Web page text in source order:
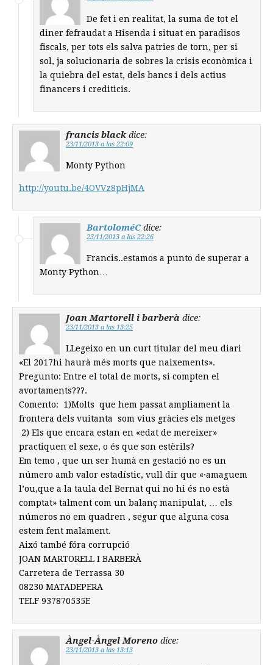
De fet i en realitat, la suma de tot el
diner fefraudat a Hisenda i situat en paradisos
fiscals, per tots els salva patries de torn, per si
sol, ja solucionaria de sobres la crisis econòmica i
la quiebra del estat, dels bancs i dels actius
financers i crediticis.
francis black dice:
23/11/2013 a las 22:09
Monty Python
http://youtu.be/4OVVz8pHjMA
BartoloméC dice:
23/11/2013 a las 22:26
Francis..estamos a punto de superar a
Monty Python…
Joan Martorell i barberà dice:
23/11/2013 a las 13:25
LLegeixo en un curt titular del meu diari
«El 2017hi haurà més morts que naixements».
Pregunto: Entre el total de morts, si compten el
avortaments???.
Comento: 1)Molts que hem passat ampliament la
frontera dels vuitanta som vius gràcies els metges
2) Els que encara estan en «edat de mereixer»
practiquen el sexe, o és que son estèrils?
Em temo , que un ser humà en gestació no es un
número amb valor estadístic, vull dir que «·amaguem
l’ou,que a la taula del Bernat qui no hi és no està
comptat» talment com un balanç manipulat, … els
números no em quadren , segur que alguna cosa
estem fent malament.
Aixó també fóra corrupció
JOAN MARTORELL I BARBERÀ
Carretera de Terrassa 30
08230 MATADEPERA
TELF 937870535E
Àngel-Àngel Moreno dice:
23/11/2013 a las 13:13